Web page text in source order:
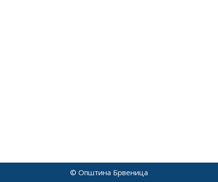
© Општина Брвеница